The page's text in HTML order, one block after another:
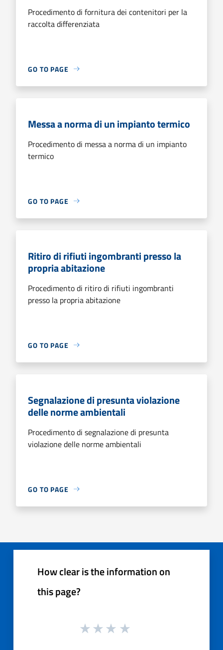
Procedimento di fornitura dei contenitori per la
raccolta differenziata
GO TO PAGE
Messa a norma di un impianto termico
Procedimento di messa a norma di un impianto
termico
GO TO PAGE
Ritiro di rifiuti ingombranti presso la
propria abitazione
Procedimento di ritiro di rifiuti ingombranti
presso la propria abitazione
GO TO PAGE
Segnalazione di presunta violazione
delle norme ambientali
Procedimento di segnalazione di presunta
violazione delle norme ambientali
GO TO PAGE
How clear is the information on
this page?